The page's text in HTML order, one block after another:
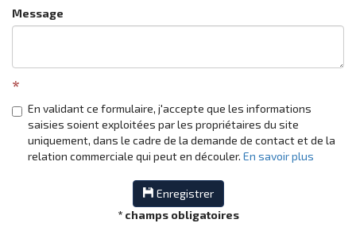
Message
En validant ce formulaire, j'accepte que les informations
saisies soient exploitées par les propriétaires du site
uniquement, dans le cadre de la demande de contact et de la
relation commerciale qui peut en découler. En savoir plus
Enregistrer